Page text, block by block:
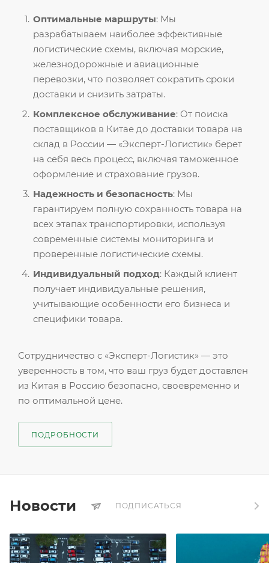
Оптимальные маршруты: Мы
разрабатываем наиболее эффективные
логистические схемы, включая морские,
железнодорожные и авиационные
перевозки, что позволяет сократить сроки
доставки и снизить затраты.
Комплексное обслуживание: От поиска
поставщиков в Китае до доставки товара на
склад в России — «Эксперт-Логистик» берет
на себя весь процесс, включая таможенное
оформление и страхование грузов.
Надежность и безопасность: Мы
гарантируем полную сохранность товара на
всех этапах транспортировки, используя
современные системы мониторинга и
проверенные логистические схемы.
Индивидуальный подход: Каждый клиент
получает индивидуальные решения,
учитывающие особенности его бизнеса и
специфики товара.
Сотрудничество с «Эксперт-Логистик» — это
уверенность в том, что ваш груз будет доставлен
из Китая в Россию безопасно, своевременно и
по оптимальной цене.
ПОДРОБНОСТИ
Новости ПОДПИСАТЬСЯ